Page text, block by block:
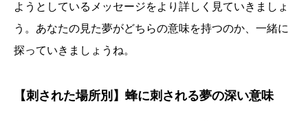
ようとしているメッセージをより詳しく見ていきましょ
う。あなたの見た夢がどちらの意味を持つのか、一緒に
探っていきましょうね。
【刺された場所別】蜂に刺される夢の深い意味